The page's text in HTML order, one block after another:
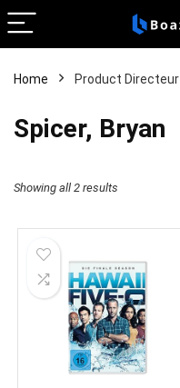
Home Product Directeur
Spicer, Bryan
Showing all 2 results